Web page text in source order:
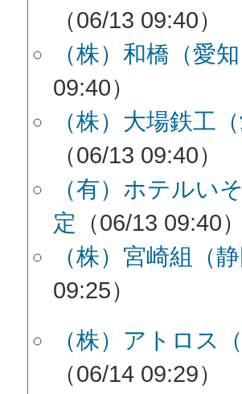
（06/13 09:40）
（株）和橋（愛
09:40）
（株）大場鉄工
（06/13 09:40）
（有）ホテルい
定 （06/13 09:40
（株）宮崎組（
09:25）
（株）アトロス
（06/14 09:29）